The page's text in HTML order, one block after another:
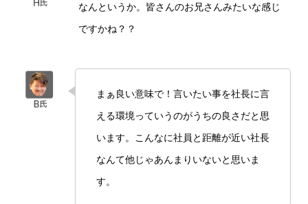
なんというか。皆さんのお兄さんみたいな感じ
ですかね？？
まぁ良い意味で！言いたい事を社長に言
える環境っていうのがうちの良さだと思
います。こんなに社員と距離が近い社長
なんて他じゃあんまりいないと思いま
す。